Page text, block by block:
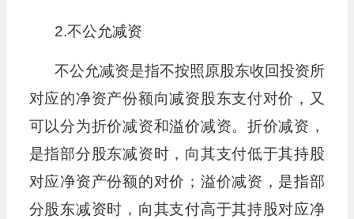
2.不公允减资
不公允减资是指不按照原股东收回投资所
对应的净资产份额向减资股东支付对价，又
可以分为折价减资和溢价减资。折价减资，
是指部分股东减资时，向其支付低于其持股
对应净资产份额的对价；溢价减资，是指部
分股东减资时，向其支付高于其持股对应净